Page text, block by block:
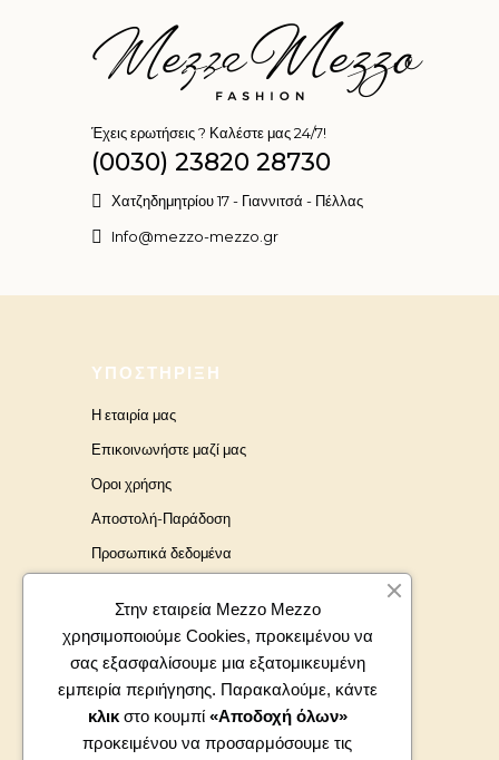
Έχεις ερωτήσεις ? Καλέστε μας 24/7!
(0030) 23820 28730
Χατζηδημητρίου 17 - Γιαννιτσά - Πέλλας
Info@mezzo-mezzo.gr
ΥΠΟΣΤΉΡΙΞΗ
Η εταιρία μας
Επικοινωνήστε μαζί μας
Όροι χρήσης
Αποστολή-Παράδοση
Προσωπικά δεδομένα
Στην εταιρεία Mezzo Mezzo
χρησιμοποιούμε Cookies, προκειμένου να
σας εξασφαλίσουμε μια εξατομικευμένη
εμπειρία περιήγησης. Παρακαλούμε, κάντε
κλικ στο κουμπί «Αποδοχή όλων»
προκειμένου να προσαρμόσουμε τις